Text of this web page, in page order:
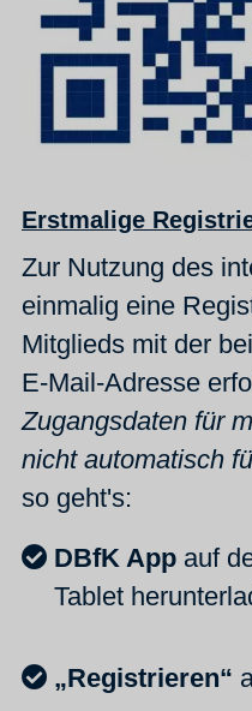
Erstmalige
Zur Nutzung des
einmalig eine
Mitglieds mit der
E-Mail-Adresse
Zugangsdaten für
nicht automatisch
so geht's:
DBfK App auf
Tablet
„Registrieren“